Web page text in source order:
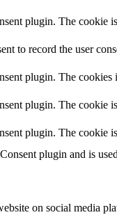
plugin. The cookie
to record the user
plugin. The cookies
plugin. The cookie
plugin. The cookie
plugin and is
on social media